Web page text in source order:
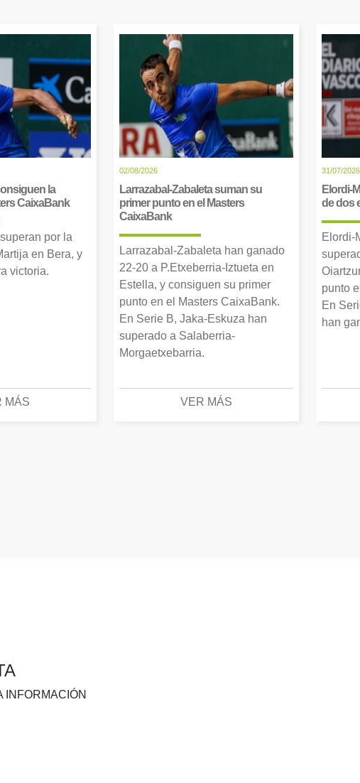
la
CaixaBank
por la
en Bera, y
victoria.
MÁS
02/08/2026
Larrazabal-Zabaleta suman su
primer punto en el Masters
CaixaBank
Larrazabal-Zabaleta han ganado
22-20 a P.Etxeberria-Iztueta en
Estella, y consiguen su primer
punto en el Masters CaixaBank.
En Serie B, Jaka-Eskuza han
superado a Salaberria-
Morgaetxebarria.
VER MÁS
31/07/2026
Elordi-
de dos
Elordi-
punto
En
han